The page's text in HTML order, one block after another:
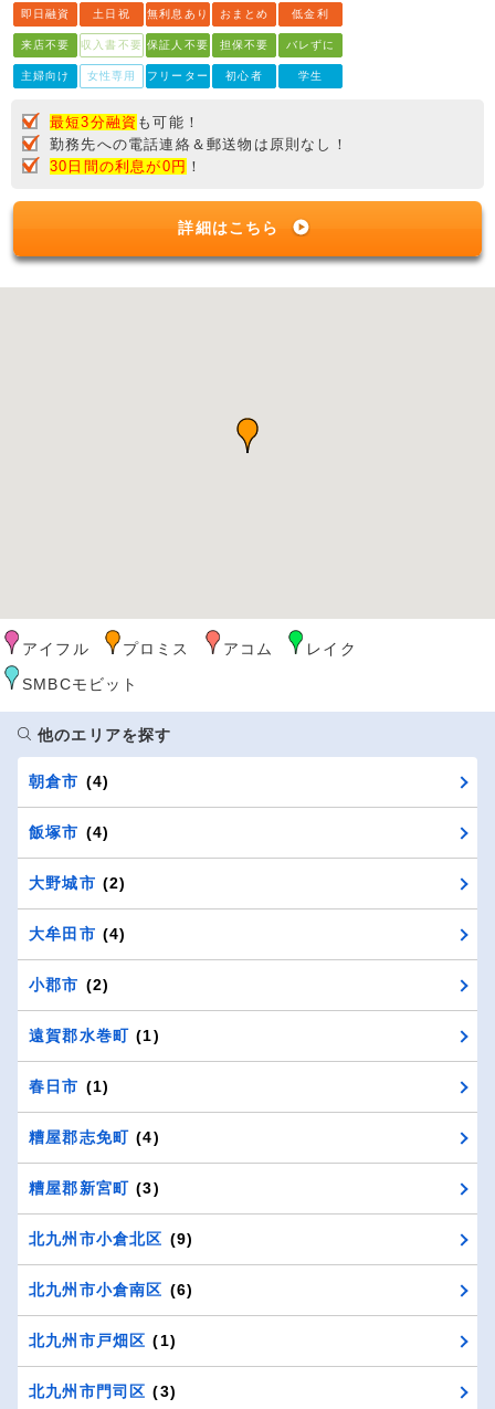
即日融資 土日祝 無利息あり おまとめ 低金利
来店不要 収入書不要 保証人不要 担保不要 バレずに
主婦向け 女性専用 フリーター 初心者 学生
最短3分融資 も可能！
勤務先への電話連絡＆郵送物は原則なし！
30日間の利息が0円 ！
詳細はこちら
アイフル プロミス アコム
レイク
SMBCモビット
他のエリアを探す
朝倉市 (4)
飯塚市 (4)
大野城市 (2)
大牟田市 (4)
小郡市 (2)
遠賀郡水巻町 (1)
春日市 (1)
糟屋郡志免町 (4)
糟屋郡新宮町 (3)
北九州市小倉北区 (9)
北九州市小倉南区 (6)
北九州市戸畑区 (1)
北九州市門司区 (3)